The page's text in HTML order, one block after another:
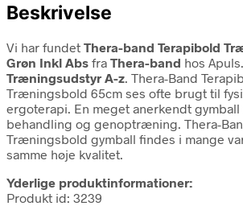
Beskrivelse
Vi har fundet Thera-band Terapibold
Grøn Inkl Abs fra Thera-band hos
Træningsudstyr A-z. Thera-Band
Træningsbold 65cm ses ofte brugt til
ergoterapi. En meget anerkendt
behandling og genoptræning. Thera-
Træningsbold gymball findes i mange
samme høje kvalitet.
Yderlige produktinformationer:
Produkt id: 3239